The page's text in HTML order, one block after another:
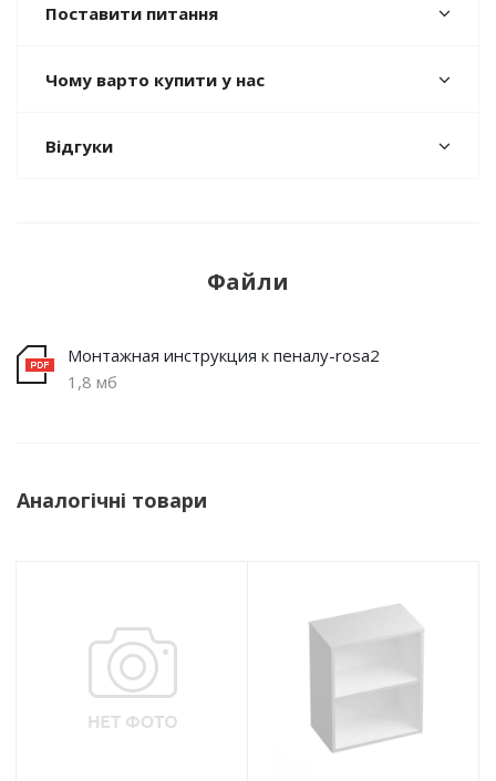
Поставити питання
Чому варто купити у нас
Відгуки
Файли
Монтажная инструкция к пеналу-rosa2
1,8 мб
Аналогічні товари